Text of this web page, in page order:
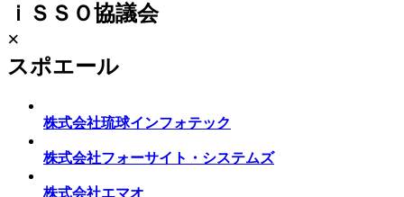
ｉＳＳＯ協議会
×
スポエール
株式会社琉球インフォテック
株式会社フォーサイト・システムズ
株式会社エマオ